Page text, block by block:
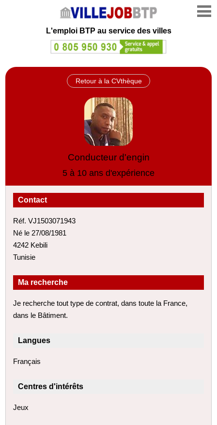
L'emploi BTP au service des villes
Retour à la CVthèque
Conducteur d'engin
5 à 10 ans d'expérience
Contact
Réf. VJ1503071943
Né le 27/08/1981
4242 Kebili
Tunisie
Ma recherche
Je recherche tout type de contrat, dans toute la France,
dans le Bâtiment.
Langues
Français
Centres d'intérêts
Jeux